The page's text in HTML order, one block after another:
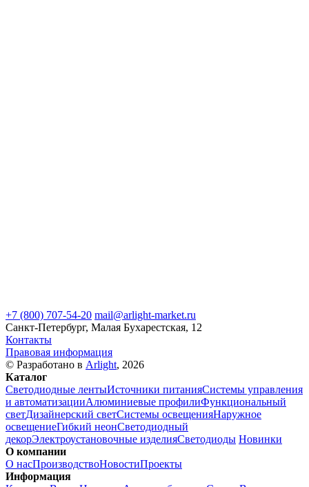
+7 (800) 707-54-20 mail@arlight-market.ru
Санкт-Петербург, Малая Бухарестская, 12
Контакты
Правовая информация
© Разработано в Arlight, 2026
Каталог
Светодиодные лентыИсточники питанияСистемы управления
и автоматизацииАлюминиевые профилиФункциональный
светДизайнерский светСистемы освещенияНаружное
освещениеГибкий неонСветодиодный
декорЭлектроустановочные изделияСветодиоды Новинки
О компании
О насПроизводствоНовостиПроекты
Информация